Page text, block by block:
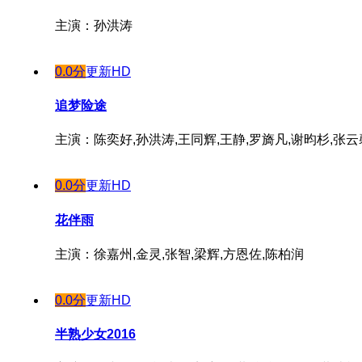
主演：孙洪涛
0.0分更新HD
追梦险途
主演：陈奕好,孙洪涛,王同辉,王静,罗旖凡,谢昀杉,张云
0.0分更新HD
花伴雨
主演：徐嘉州,金灵,张智,梁辉,方恩佐,陈柏润
0.0分更新HD
半熟少女2016